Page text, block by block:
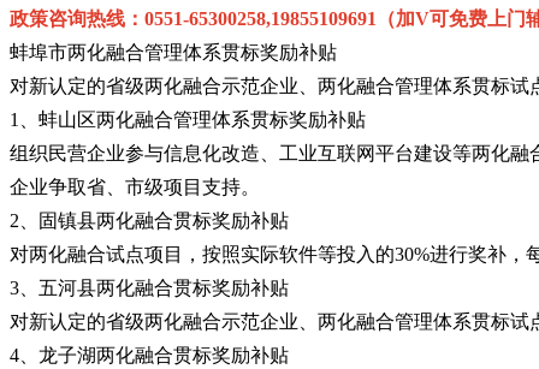
政策咨询热线：0551-65300258,19855109691（加V可免费上门
蚌埠市两化融合管理体系贯标奖励补贴
对新认定的省级两化融合示范企业、两化融合管理体系贯标
1、蚌山区两化融合管理体系贯标奖励补贴
组织民营企业参与信息化改造、工业互联网平台建设等两化
企业争取省、市级项目支持。
2、固镇县两化融合贯标奖励补贴
对两化融合试点项目，按照实际软件等投入的30%进行奖补，
3、五河县两化融合贯标奖励补贴
对新认定的省级两化融合示范企业、两化融合管理体系贯标
4、龙子湖两化融合贯标奖励补贴